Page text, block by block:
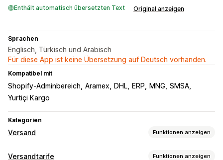
Enthält automatisch übersetzten Text Original anzeigen
Sprachen
Englisch, Türkisch und Arabisch
Für diese App ist keine Übersetzung auf Deutsch vorhanden.
Kompatibel mit
Shopify-Adminbereich Aramex DHL ERP MNG SMSA
Yurtiçi Kargo
Kategorien
Versand Funktionen anzeigen
Etiketten und Verpackung
Versandtarife Funktionen anzeigen